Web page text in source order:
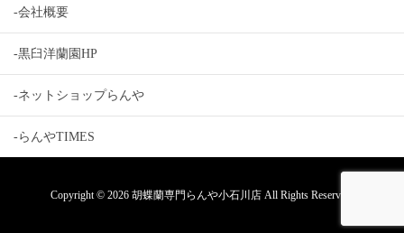
-会社概要
-黒臼洋蘭園HP
-ネットショップらんや
-らんやTIMES
Copyright © 2026 胡蝶蘭専門らんや小石川店 All Rights Reserved.